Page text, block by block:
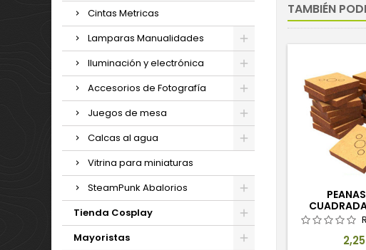
Cintas Metricas
Lamparas Manualidades
Iluminación y electrónica
Accesorios de Fotografía
Juegos de mesa
Calcas al agua
Vitrina para miniaturas
SteamPunk Abalorios
Tienda Cosplay
Mayoristas
TAMBIÉN